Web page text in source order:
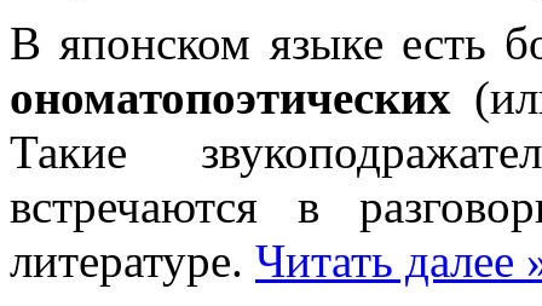
В японском языке есть
ономатопоэтических
Такие
встречаются в
литературе. Читать далее